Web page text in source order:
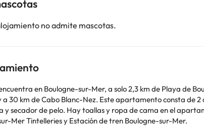
no admite mascotas.
en Boulogne-sur-Mer, a solo 2,3 km de Playa de
de 2 dormitorios, una sala de estar, una cocina totalmente equipada con nevera y
toallas y ropa de cama en el apartamento. Cerca del alojamiento hay puntos de interés como Museo
Mer Tintelleries y Estación de tren Boulogne-sur-Mer.